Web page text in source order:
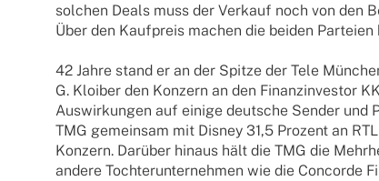
solchen Deals muss der Verkauf noch von den
Über den Kauf­preis machen die beiden Parteien
42 Jahre stand er an der Spitze der Tele
G. Kloi­ber den Konzern an den Finanz­in­ves­tor
Auswir­kun­gen auf einige deut­sche Sender und
TMG gemein­sam mit Disney 31,5 Prozent an
Konzern. Darüber hinaus hält die TMG die
andere Toch­ter­un­ter­neh­men wie die Concorde